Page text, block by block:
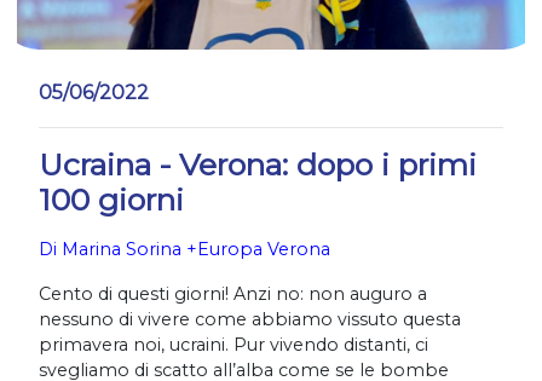
05/06/2022
Ucraina - Verona: dopo i primi
100 giorni
Di Marina Sorina +Europa Verona
Cento di questi giorni! Anzi no: non auguro a
nessuno di vivere come abbiamo vissuto questa
primavera noi, ucraini. Pur vivendo distanti, ci
svegliamo di scatto all’alba come se le bombe